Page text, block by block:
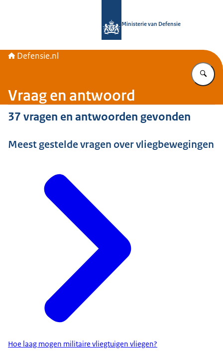
Ministerie van Defensie
Defensie.nl
Vraag en antwoord
37 vragen en antwoorden gevonden
Meest gestelde vragen over vliegbewegingen
Hoe laag mogen militaire vliegtuigen vliegen?